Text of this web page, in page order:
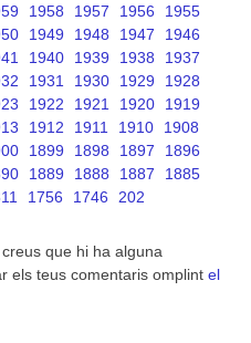
1958 1957 1956
1955
1949 1948 1947
1946
1940 1939 1938
1937
1931 1930 1929
1928
1922 1921 1920
1919
1912 1911 1910
1908
1899 1898 1897
1896
1889 1888 1887
1885
1756 1746 202
que hi ha alguna
els teus comentaris omplint el